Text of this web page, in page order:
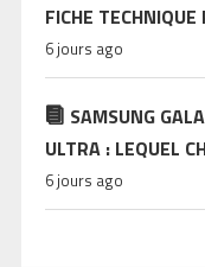
FICHE
6 jours ago
SAMSUNG
ULTRA : LEQUEL
6 jours ago